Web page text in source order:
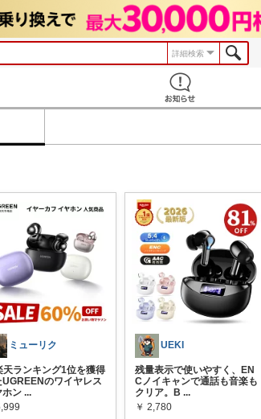
詳細検索
ミューリク
天ランキング1位を獲得
UGREENのワイヤレス
ホン ...
UEKI
残量表示で使いやすく、EN
Cノイキャンで通話も音楽も
クリア。B ...
￥ 2,780